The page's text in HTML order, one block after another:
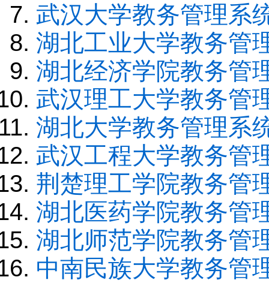
武汉大学教务管理系
湖北工业大学教务管
湖北经济学院教务管
武汉理工大学教务管
湖北大学教务管理系
武汉工程大学教务管
荆楚理工学院教务管
湖北医药学院教务管
湖北师范学院教务管
中南民族大学教务管